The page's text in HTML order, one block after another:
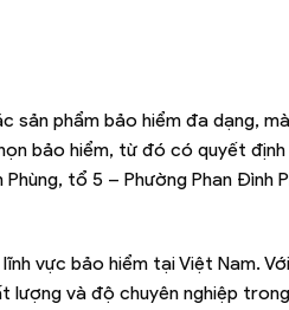
sản phẩm bảo hiểm đa dạng,
bảo hiểm, từ đó có quyết
tổ 5 – Phường Phan Đình
vực bảo hiểm tại Việt Nam.
và độ chuyên nghiệp